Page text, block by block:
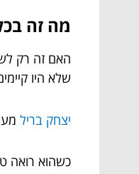
מה זה
האם זה רק
שלא היו
יצחק בריל
כשהוא רואה